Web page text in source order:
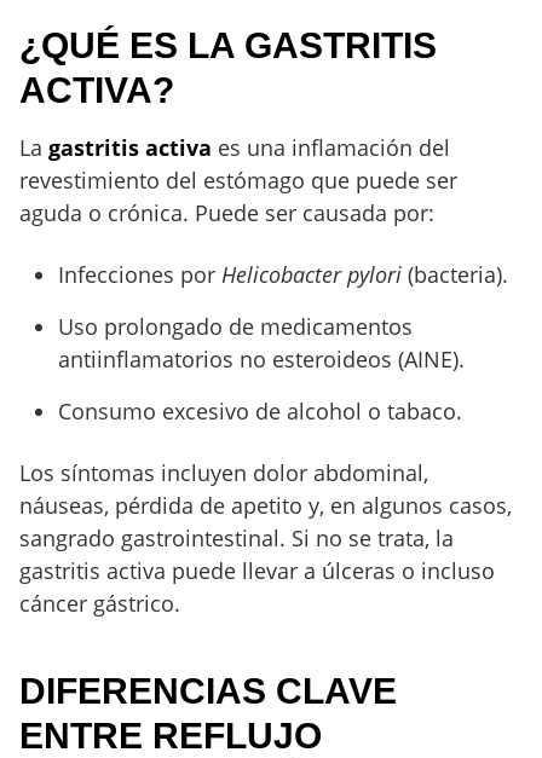
¿QUÉ ES LA GASTRITIS
ACTIVA?
La gastritis activa es una inflamación del
revestimiento del estómago que puede ser
aguda o crónica. Puede ser causada por:
Infecciones por Helicobacter pylori (bacteria).
Uso prolongado de medicamentos
antiinflamatorios no esteroideos (AINE).
Consumo excesivo de alcohol o tabaco.
Los síntomas incluyen dolor abdominal,
náuseas, pérdida de apetito y, en algunos casos,
sangrado gastrointestinal. Si no se trata, la
gastritis activa puede llevar a úlceras o incluso
cáncer gástrico.
DIFERENCIAS CLAVE
ENTRE REFLUJO